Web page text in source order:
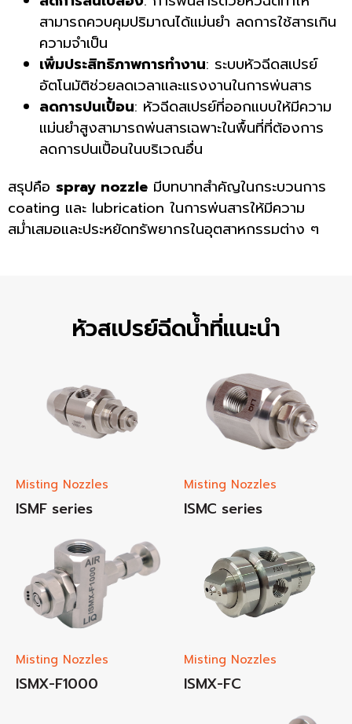
สามารถควบคุมปริมาณได้แม่นยำ ลดการใช้สารเกิน
ความจำเป็น
เพิ่มประสิทธิภาพการทำงาน: ระบบหัวฉีดสเปรย์
อัตโนมัติช่วยลดเวลาและแรงงานในการพ่นสาร
ลดการปนเปื้อน: หัวฉีดสเปรย์ที่ออกแบบให้มีความ
แม่นยำสูงสามารถพ่นสารเฉพาะในพื้นที่ที่ต้องการ
ลดการปนเปื้อนในบริเวณอื่น
สรุปคือ spray nozzle มีบทบาทสำคัญในกระบวนการ
coating และ lubrication ในการพ่นสารให้มีความ
สม่ำเสมอและประหยัดทรัพยากรในอุตสาหกรรมต่าง ๆ
หัวสเปรย์ฉีดน้ำที่แนะนำ
Misting Nozzles
ISMF series
Misting Nozzles
ISMC series
Misting Nozzles
ISMX-F1000
Misting Nozzles
ISMX-FC